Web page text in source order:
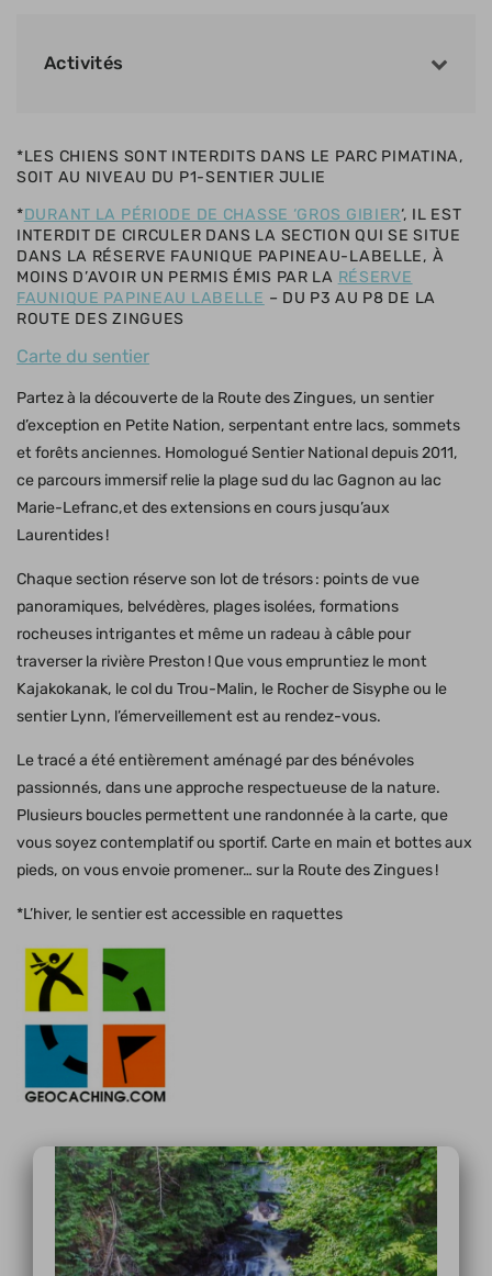
Activités
*LES CHIENS SONT INTERDITS DANS LE PARC PIMATINA,
SOIT AU NIVEAU DU P1-SENTIER JULIE
*DURANT LA PÉRIODE DE CHASSE ‘GROS GIBIER‘, IL EST
INTERDIT DE CIRCULER DANS LA SECTION QUI SE SITUE
DANS LA RÉSERVE FAUNIQUE PAPINEAU-LABELLE, À
MOINS D’AVOIR UN PERMIS ÉMIS PAR LA RÉSERVE
FAUNIQUE PAPINEAU LABELLE – DU P3 AU P8 DE LA
ROUTE DES ZINGUES
Carte du sentier
Partez à la découverte de la Route des Zingues, un sentier
d’exception en Petite Nation, serpentant entre lacs, sommets
et forêts anciennes. Homologué Sentier National depuis 2011,
ce parcours immersif relie la plage sud du lac Gagnon au lac
Marie-Lefranc,et des extensions en cours jusqu’aux
Laurentides !
Chaque section réserve son lot de trésors : points de vue
panoramiques, belvédères, plages isolées, formations
rocheuses intrigantes et même un radeau à câble pour
traverser la rivière Preston ! Que vous empruntiez le mont
Kajakokanak, le col du Trou-Malin, le Rocher de Sisyphe ou le
sentier Lynn, l’émerveillement est au rendez-vous.
Le tracé a été entièrement aménagé par des bénévoles
passionnés, dans une approche respectueuse de la nature.
Plusieurs boucles permettent une randonnée à la carte, que
vous soyez contemplatif ou sportif. Carte en main et bottes aux
pieds, on vous envoie promener… sur la Route des Zingues !
*L’hiver, le sentier est accessible en raquettes